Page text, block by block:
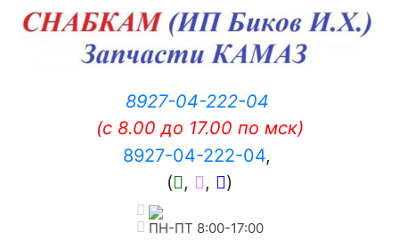
8927-04-222-04
(c 8.00 до 17.00 по мск)
8927-04-222-04,
(
, , )
ПН-ПТ 8:00-17:00